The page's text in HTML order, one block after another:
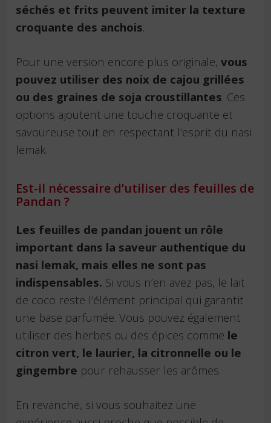
séchés et frits peuvent imiter la texture
croquante des anchois.
Pour une version encore plus originale, vous
pouvez utiliser des noix de cajou grillées
ou des graines de soja croustillantes. Ces
options ajoutent une touche croquante et
savoureuse tout en respectant l’esprit du nasi
lemak.
Est-il nécessaire d’utiliser des feuilles de
Pandan ?
Les feuilles de pandan jouent un rôle
important dans la saveur authentique du
nasi lemak, mais elles ne sont pas
indispensables. Si vous n’en avez pas, le lait
de coco reste l’élément principal qui garantit
une base parfumée. Vous pouvez également
utiliser des herbes ou des épices comme le
citron vert, le laurier, la citronnelle ou le
gingembre pour rehausser les arômes.
En revanche, si vous souhaitez une